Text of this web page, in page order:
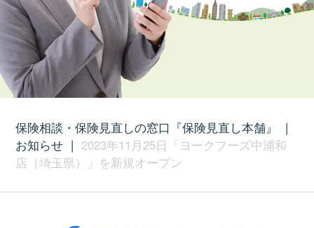
保険相談・保険見直しの窓口『保険見直し本舗』
|
お知らせ | 2023年11月25日「ヨークフーズ中浦和
店（埼玉県）」を新規オープン